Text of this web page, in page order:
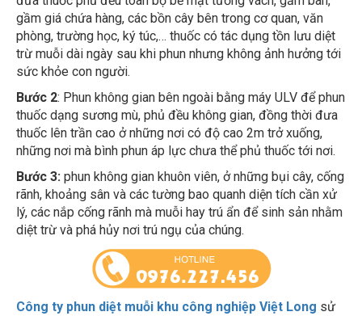
gầm giá chứa hàng, các bồn cây bên trong cơ quan, văn
phòng, trường học, ký túc,… thuốc có tác dụng tồn lưu diệt
trừ muỗi dài ngày sau khi phun nhưng không ảnh hưởng tới
sức khỏe con người.
Bước 2: Phun không gian bên ngoài bằng máy ULV để phun
thuốc dạng sương mù, phủ đều không gian, đồng thời đưa
thuốc lên trần cao ở những nơi có độ cao 2m trở xuống,
những nơi mà bình phun áp lực chưa thể phủ thuốc tới nơi.
Bước 3: phun không gian khuôn viên, ở những bụi cây, cống
rãnh, khoảng sân và các tường bao quanh diện tích cần xử
lý, các nắp cống rãnh mà muỗi hay trú ẩn để sinh sản nhằm
diệt trừ và phá hủy nơi trú ngụ của chúng.
Công ty phun diệt muỗi khu công nghiệp Việt Long sử